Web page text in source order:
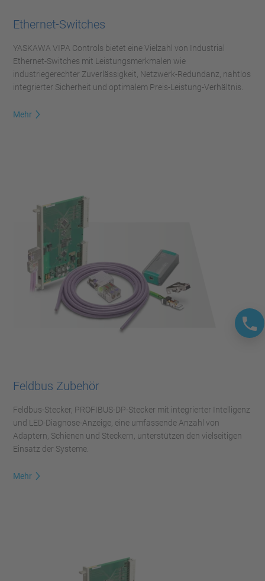
Ethernet-Switches
YASKAWA VIPA Controls bietet eine Vielzahl von Industrial
Ethernet-Switches mit Leistungsmerkmalen wie
industriegerechter Zuverlässigkeit, Netzwerk-Redundanz, nahtlos
integrierter Sicherheit und optimalem Preis-Leistung-Verhältnis.
Mehr
Feldbus Zubehör
Feldbus-Stecker, PROFIBUS-DP-Stecker mit integrierter Intelligenz
und LED-Diagnose-Anzeige, eine umfassende Anzahl von
Adaptern, Schienen und Steckern, unterstützen den vielseitigen
Einsatz der Systeme.
Mehr